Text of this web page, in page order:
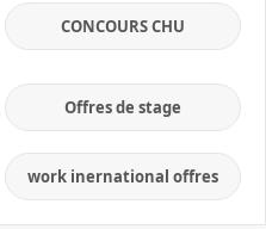
CONCOURS CHU
Offres de stage
work inernational offres